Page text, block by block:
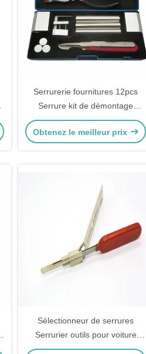
Serrurerie fournitures 12pcs
Serrure kit de démontage
ouverture serrure sélectionner
ensemble de cabinet
Obtenez le meilleur prix
Sélectionneur de serrures
Serrurier outils pour voiture
ensemble d'outils spéciaux